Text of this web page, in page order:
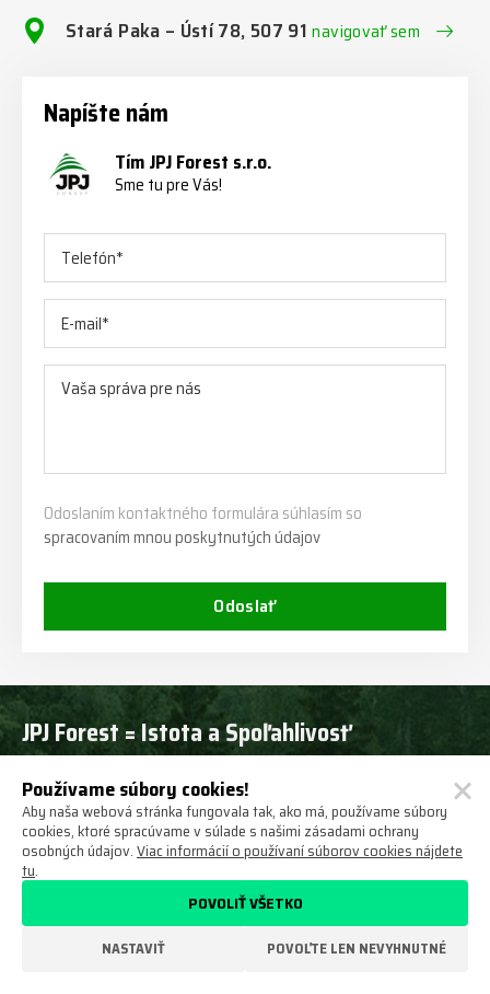
Stará Paka – Ústí 78, 507 91navigovať sem
Napíšte nám
Tím JPJ Forest s.r.o.
Sme tu pre Vás!
Odoslaním kontaktného formulára súhlasím so
spracovaním mnou poskytnutých údajov
Odoslať
JPJ Forest = Istota a Spoľahlivosť
Nekupujete mačku vo vreci
V našom areáli máme rozsiahlu predajňu a mnoho skladových
strojov, môžete si ich prezrieť a vyskúšať!
Používame súbory cookies!
Aby naša webová stránka fungovala tak, ako má, používame súbory
cookies, ktoré spracúvame v súlade s našimi zásadami ochrany
osobných údajov.Viac informácií o používaní súborov cookies nájdete
tu.
NASTAVIŤ POVOĽTE LEN NEVYHNUTNÉ
POVOLIŤ VŠETKO